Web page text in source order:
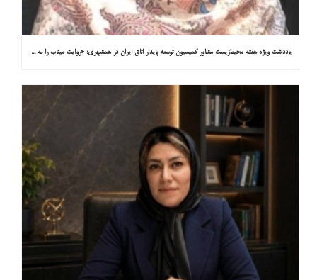
یادداشت ویژه هفته محیط‌زیست مشاور کمیسیون توسعه پایدار اتاق ایران در همشهری: «روایت میناب را به کاپ ۳۱ ببریم»